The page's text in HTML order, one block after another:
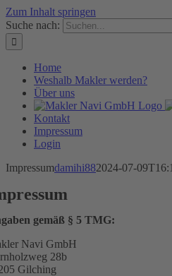
Zum Inhalt springen
Suche nach:
Home
Weshalb Makler werden?
Über uns
Kontakt
Impressum
Login
Impressumdamihi882024-07-
gemäß § 5 TMG:
Navi GmbH
28b
Gilching